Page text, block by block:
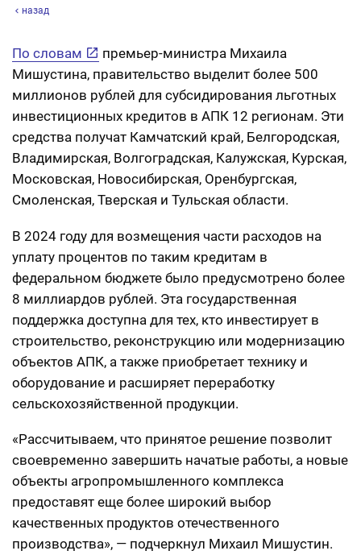
назад
По словам
премьер-министра Михаила
Мишустина, правительство выделит более 500
миллионов рублей для субсидирования льготных
инвестиционных кредитов в АПК 12 регионам. Эти
средства получат Камчатский край, Белгородская,
Владимирская, Волгоградская, Калужская, Курская,
Московская, Новосибирская, Оренбургская,
Смоленская, Тверская и Тульская области.
В 2024 году для возмещения части расходов на
уплату процентов по таким кредитам в
федеральном бюджете было предусмотрено более
8 миллиардов рублей. Эта государственная
поддержка доступна для тех, кто инвестирует в
строительство, реконструкцию или модернизацию
объектов АПК, а также приобретает технику и
оборудование и расширяет переработку
сельскохозяйственной продукции.
«Рассчитываем, что принятое решение позволит
своевременно завершить начатые работы, а новые
объекты агропромышленного комплекса
предоставят еще более широкий выбор
качественных продуктов отечественного
производства», — подчеркнул Михаил Мишустин.